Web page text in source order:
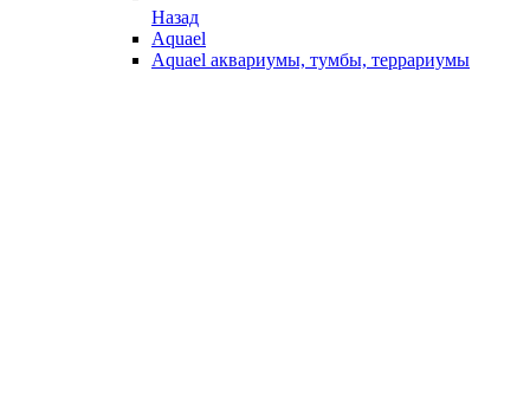
Назад
Aquael
Aquael аквариумы, тумбы, террариумы